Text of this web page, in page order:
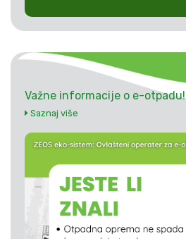
Važne informacije o e-otpadu!
Saznaj više